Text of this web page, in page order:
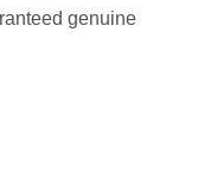
genuine